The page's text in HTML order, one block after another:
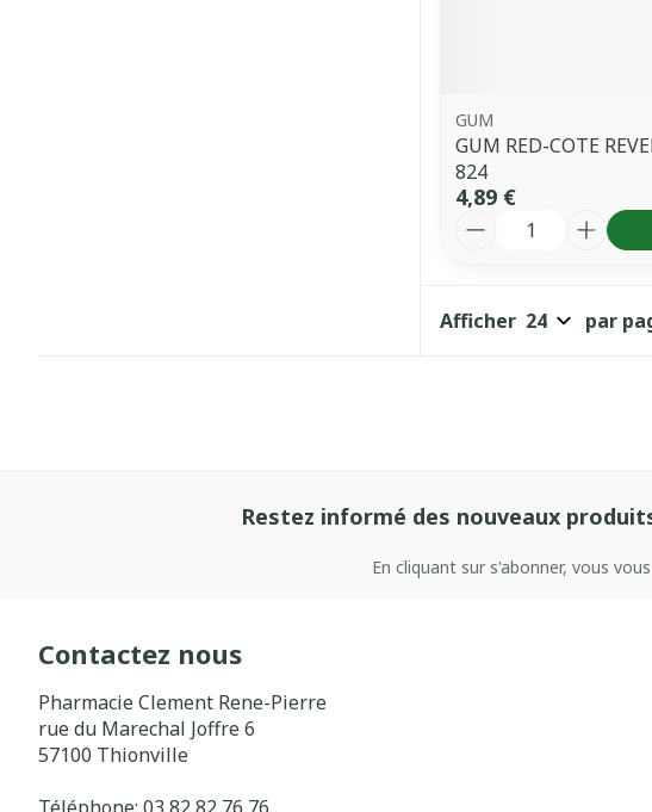
GUM
GUM RED-COTE
824
4,89 €
Quantité
Afficher par
Restez informé des nouveaux
En cliquant sur s'abonner, vous
Contactez nous
Pharmacie Clement Rene-Pierre
rue du Marechal Joffre 6
57100 Thionville